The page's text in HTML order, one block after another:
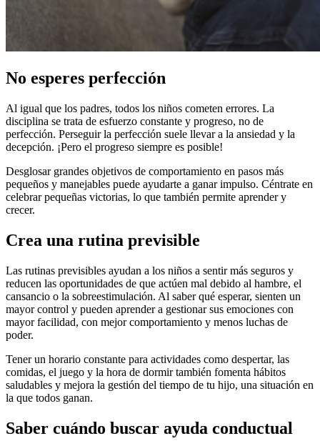
No esperes perfección
Al igual que los padres, todos los niños cometen errores. La
disciplina se trata de esfuerzo constante y progreso, no de
perfección. Perseguir la perfección suele llevar a la ansiedad y la
decepción. ¡Pero el progreso siempre es posible!
Desglosar grandes objetivos de comportamiento en pasos más
pequeños y manejables puede ayudarte a ganar impulso. Céntrate en
celebrar pequeñas victorias, lo que también permite aprender y
crecer.
Crea una rutina previsible
Las rutinas previsibles ayudan a los niños a sentir más seguros y
reducen las oportunidades de que actúen mal debido al hambre, el
cansancio o la sobreestimulación. Al saber qué esperar, sienten un
mayor control y pueden aprender a gestionar sus emociones con
mayor facilidad, con mejor comportamiento y menos luchas de
poder.
Tener un horario constante para actividades como despertar, las
comidas, el juego y la hora de dormir también fomenta hábitos
saludables y mejora la gestión del tiempo de tu hijo, una situación en
la que todos ganan.
Saber cuándo buscar ayuda conductual